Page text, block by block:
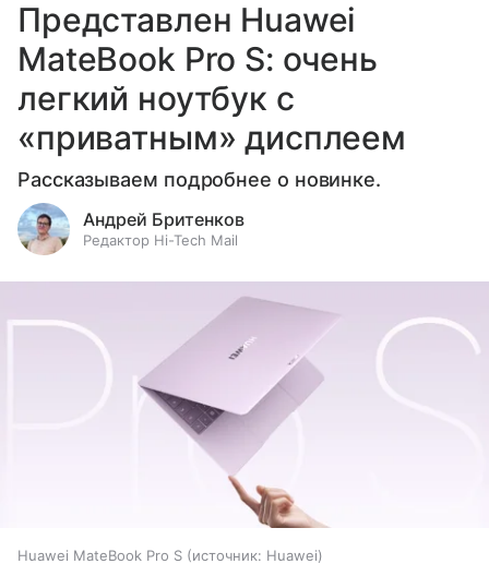
Представлен Huawei
MateBook Pro S: очень
легкий ноутбук с
«приватным» дисплеем
Рассказываем подробнее о новинке.
Андрей Бритенков
Редактор Hi-Tech Mail
Huawei MateBook Pro S источник: Huawei